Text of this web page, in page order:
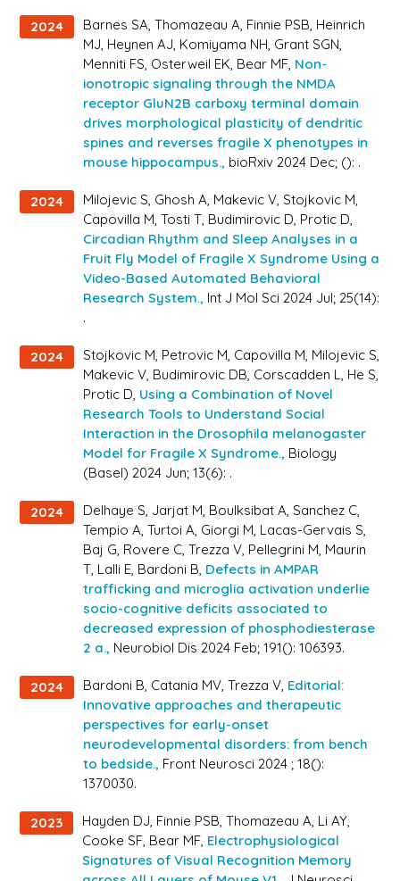
2024
Barnes SA, Thomazeau A, Finnie PSB, Heinrich
MJ, Heynen AJ, Komiyama NH, Grant SGN,
Menniti FS, Osterweil EK, Bear MF, Non-
ionotropic signaling through the NMDA
receptor GluN2B carboxy terminal domain
drives morphological plasticity of dendritic
spines and reverses fragile X phenotypes in
mouse hippocampus., bioRxiv 2024 Dec; (): .
2024
Milojevic S, Ghosh A, Makevic V, Stojkovic M,
Capovilla M, Tosti T, Budimirovic D, Protic D,
Circadian Rhythm and Sleep Analyses in a
Fruit Fly Model of Fragile X Syndrome Using a
Video-Based Automated Behavioral
Research System., Int J Mol Sci 2024 Jul; 25(14):
.
2024
Stojkovic M, Petrovic M, Capovilla M, Milojevic S,
Makevic V, Budimirovic DB, Corscadden L, He S,
Protic D, Using a Combination of Novel
Research Tools to Understand Social
Interaction in the Drosophila melanogaster
Model for Fragile X Syndrome., Biology
(Basel) 2024 Jun; 13(6): .
2024
Delhaye S, Jarjat M, Boulksibat A, Sanchez C,
Tempio A, Turtoi A, Giorgi M, Lacas-Gervais S,
Baj G, Rovere C, Trezza V, Pellegrini M, Maurin
T, Lalli E, Bardoni B, Defects in AMPAR
trafficking and microglia activation underlie
socio-cognitive deficits associated to
decreased expression of phosphodiesterase
2 a., Neurobiol Dis 2024 Feb; 191(): 106393.
2024 Bardoni B, Catania MV, Trezza V, Editorial:
Innovative approaches and therapeutic
perspectives for early-onset
neurodevelopmental disorders: from bench
to bedside., Front Neurosci 2024 ; 18():
1370030.
2023
Hayden DJ, Finnie PSB, Thomazeau A, Li AY,
Cooke SF, Bear MF, Electrophysiological
Signatures of Visual Recognition Memory